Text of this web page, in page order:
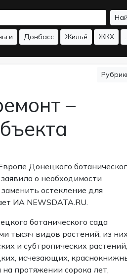
Донбасс Жильё ЖКХ
–
Донецкого
о необходимости
остекление для
ИА NEWSDATA.RU.
ботанического сада
тысяч видов растений, из
и субтропических растений,
исчезающих,
протяжении сорока лет,